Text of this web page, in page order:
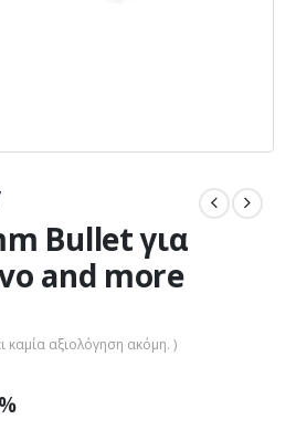
Bullet για
and more
καμία αξιολόγηση ακόμη. )